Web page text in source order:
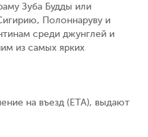
Зуба Будды или
Полоннаруву и
среди джунглей и
из самых ярких
на въезд (ЕТА), выдают